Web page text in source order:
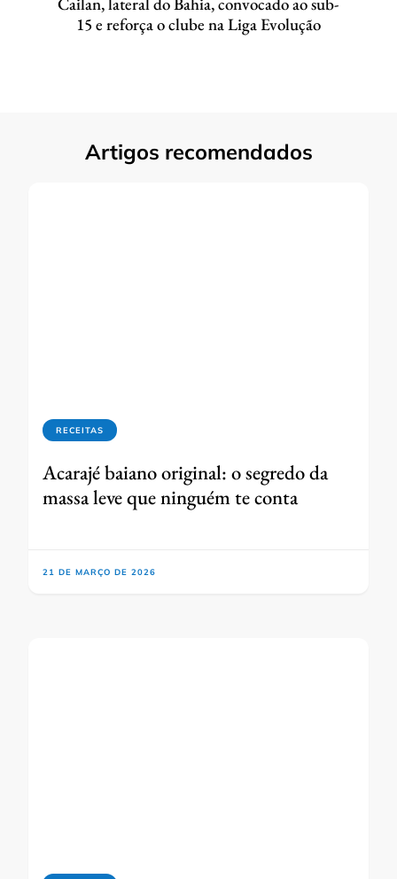
15 e reforça o clube na Liga Evolução
Artigos recomendados
RECEITAS
Acarajé baiano original: o segredo da
massa leve que ninguém te conta
21 DE MARÇO DE 2026